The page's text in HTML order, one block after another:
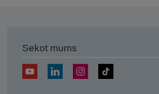
Sekot mums